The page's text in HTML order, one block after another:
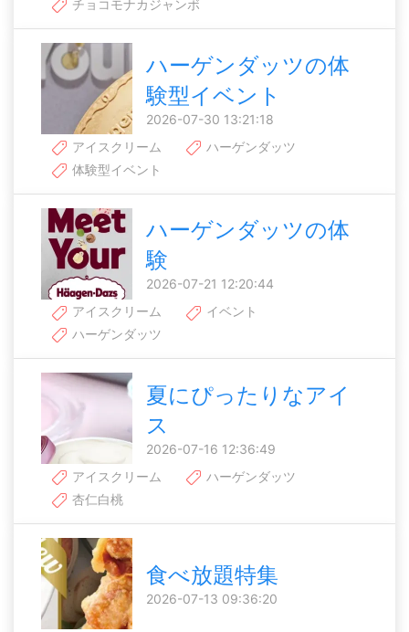
チョコモナカジャンボ
ハーゲンダッツの体
験型イベント
2026-07-30 13:21:18
アイスクリーム
ハーゲンダッツ
体験型イベント
ハーゲンダッツの体
験
2026-07-21 12:20:44
アイスクリーム
イベント
ハーゲンダッツ
夏にぴったりなアイ
ス
2026-07-16 12:36:49
アイスクリーム
ハーゲンダッツ
杏仁白桃
食べ放題特集
2026-07-13 09:36:20